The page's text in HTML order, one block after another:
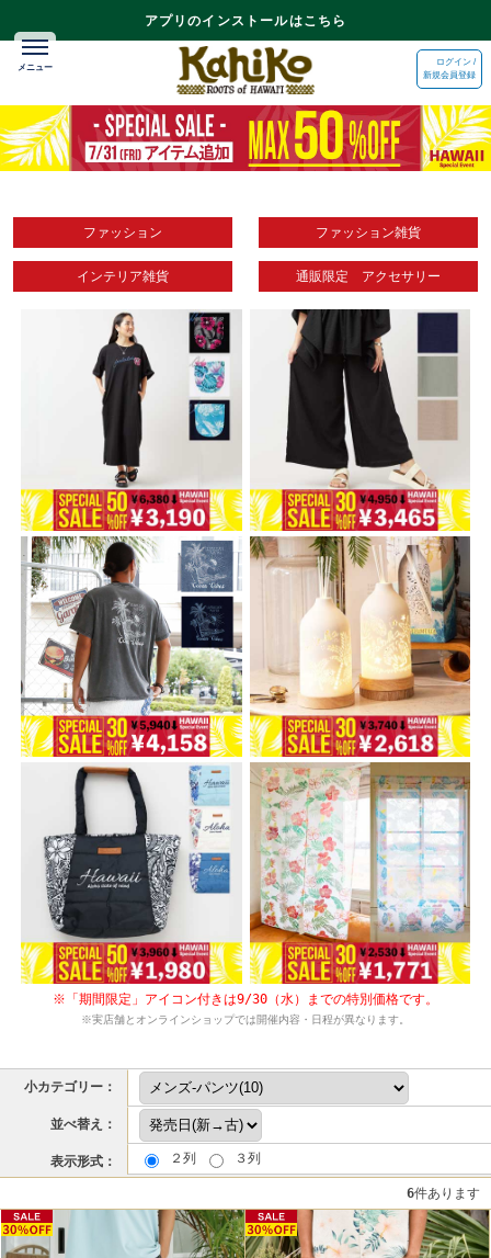
アプリのインストールはこちら
ログイン /
新規会員登録
ファッション ファッション雑貨
インテリア雑貨 通販限定 アクセサリー
※「期間限定」アイコン付きは9/30（水）までの特別価格です。
※実店舗とオンラインショップでは開催内容・日程が異なります。
小カテゴリー：
並べ替え：
表示形式： ２列 ３列
6件あります